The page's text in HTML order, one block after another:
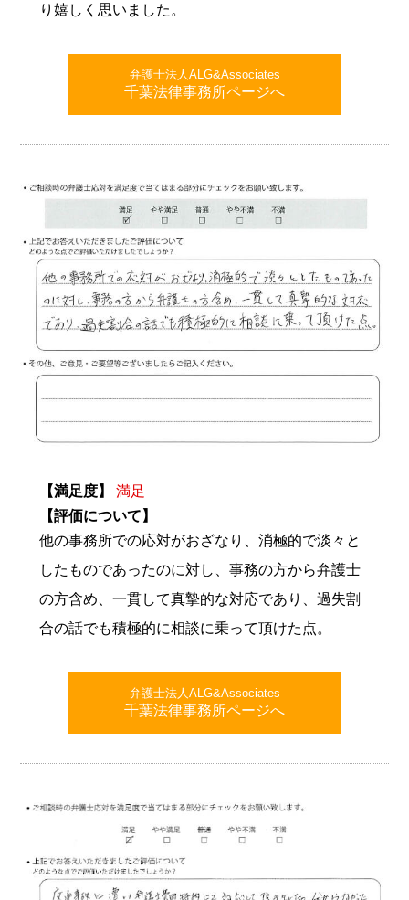
り嬉しく思いました。
弁護士法人ALG&Associates
千葉法律事務所ページへ
【満足度】
満足
【評価について】
他の事務所での応対がおざなり、消極的で淡々と
したものであったのに対し、事務の方から弁護士
の方含め、一貫して真摯的な対応であり、過失割
合の話でも積極的に相談に乗って頂けた点。
弁護士法人ALG&Associates
千葉法律事務所ページへ